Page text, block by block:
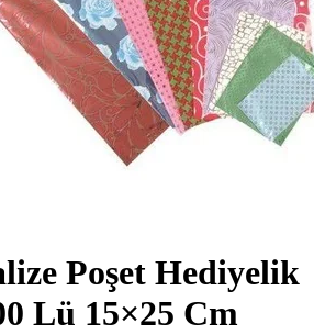
Poşet Hediyelik
Lü 15×25 Cm